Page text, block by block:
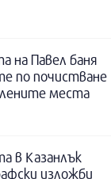
на Павел баня
по почистване
места
в Казанлък
изложби